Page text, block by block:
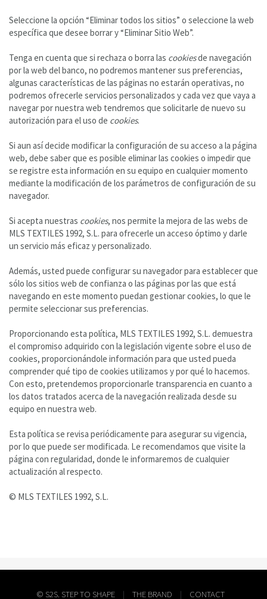
Seleccione la opción “Eliminar todos los sitios” o seleccione la web
específica que desee borrar y “Eliminar Sitio Web”.
Tenga en cuenta que si rechaza o borra las cookiesde navegación
por la web del banco, no podremos mantener sus preferencias,
algunas características de las páginas no estarán operativas, no
podremos ofrecerle servicios personalizados y cada vez que vaya a
navegar por nuestra web tendremos que solicitarle de nuevo su
autorización para el uso de cookies.
Si aun así decide modificar la configuración de su acceso a la página
web, debe saber que es posible eliminar las cookies o impedir que
se registre esta información en su equipo en cualquier momento
mediante la modificación de los parámetros de configuración de su
navegador.
Si acepta nuestras cookies, nos permite la mejora de las webs de
MLS TEXTILES 1992, S.L. para ofrecerle un acceso óptimo y darle
un servicio más eficaz y personalizado.
Además, usted puede configurar su navegador para establecer que
sólo los sitios web de confianza o las páginas por las que está
navegando en este momento puedan gestionar cookies, lo que le
permite seleccionar sus preferencias.
Proporcionando esta política, MLS TEXTILES 1992, S.L. demuestra
el compromiso adquirido con la legislación vigente sobre el uso de
cookies, proporcionándole información para que usted pueda
comprender qué tipo de cookies utilizamos y por qué lo hacemos.
Con esto, pretendemos proporcionarle transparencia en cuanto a
los datos tratados acerca de la navegación realizada desde su
equipo en nuestra web.
Esta política se revisa periódicamente para asegurar su vigencia,
por lo que puede ser modificada. Le recomendamos que visite la
página con regularidad, donde le informaremos de cualquier
actualización al respecto.
© MLS TEXTILES 1992, S.L.
© S2S. STEP TO SHAPE | THE BRAND | CONTACT